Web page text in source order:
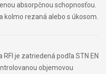
absorpčnou schopnosťou.
kolmo rezaná alebo s úkosom.
je zatriedená podľa STN EN
objemovou